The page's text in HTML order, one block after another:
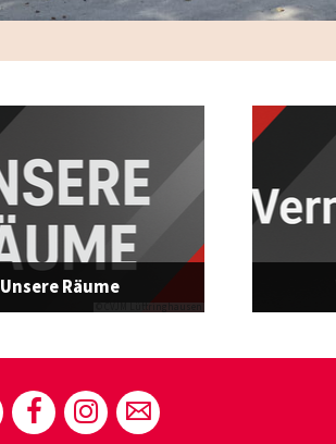
© CVJM Lüttringhausen
Unsere Räume